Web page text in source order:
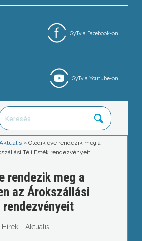
GyTv a Facebook-on
GyTv a Youtube-on
»Ötödik éve rendezik meg a
Téli Esték rendezvényeit
rendezik meg a
az Árokszállási
rendezvényeit
Hírek - Aktuális